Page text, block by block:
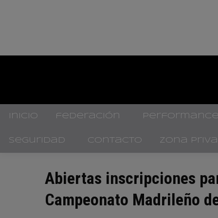
inicio federación
seguridad contacto zona
Abiertas inscripciones
Campeonato Madrileño